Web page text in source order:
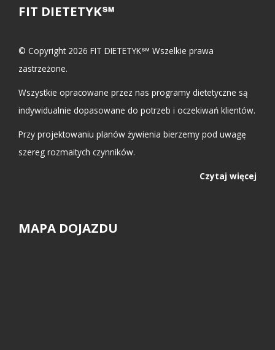
FIT DIETETYK℠
© Copyright 2026 FIT DIETETYK℠ Wszelkie prawa
zastrzeżone.
Wszystkie opracowane przez nas programy dietetyczne są
indywidualnie dopasowane do potrzeb i oczekiwań klientów.
Przy projektowaniu planów żywienia bierzemy pod uwagę
szereg rozmaitych czynników.
Czytaj więcej
MAPA DOJAZDU